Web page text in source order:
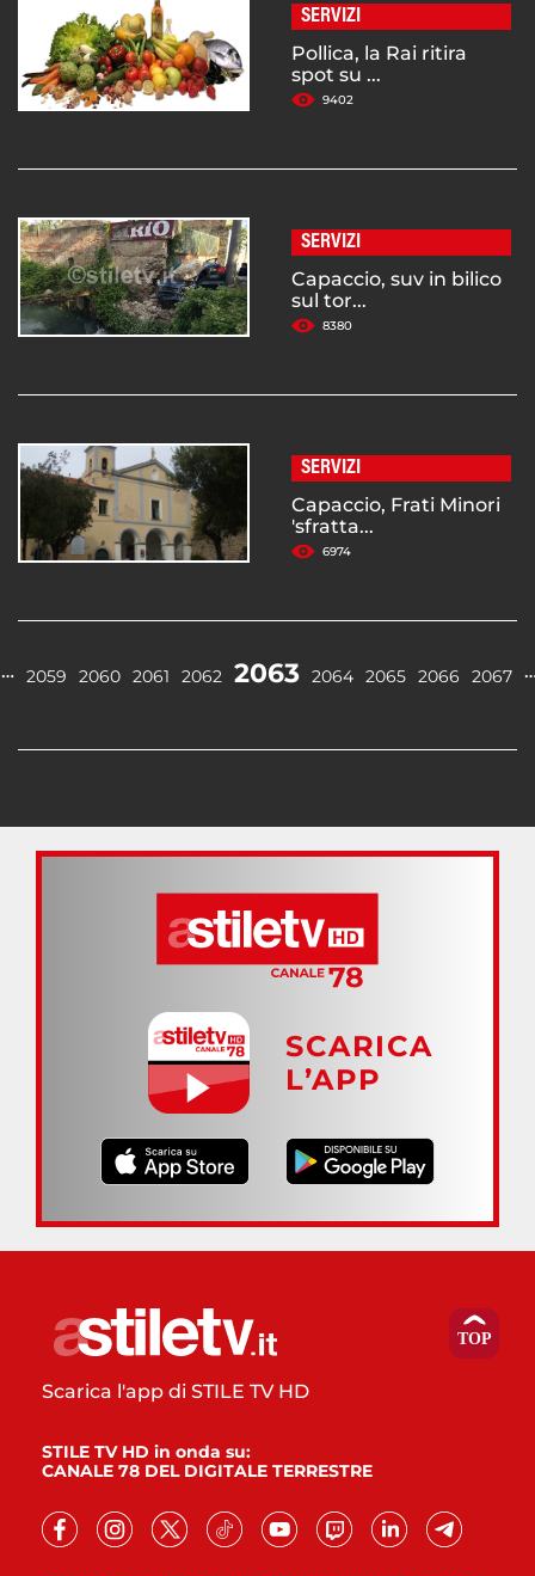
SERVIZI
Pollica, la Rai ritira
spot su ...
9402
SERVIZI
Capaccio, suv in bilico
sul tor...
8380
SERVIZI
Capaccio, Frati Minori
'sfratta...
6974
… 2059 2060 2061 2062 2063 2064 2065 2066 2067
SCARICA
L’APP
Scarica l'app di STILE TV HD
STILE TV HD in onda su:
CANALE 78 DEL DIGITALE TERRESTRE